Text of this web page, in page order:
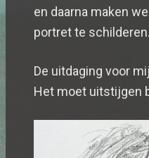
en daarna maken
portret te schilderen.
De uitdaging voor
Het moet uitstijgen